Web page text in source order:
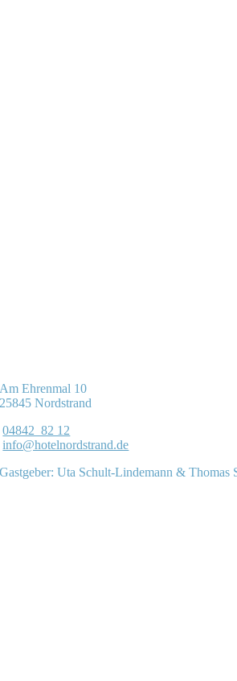
Am Ehrenmal 10
25845 Nordstrand
04842 82 12
info@hotelnordstrand.de
Gastgeber: Uta Schult-Lindemann & Thomas